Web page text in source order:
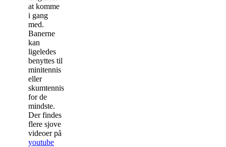
at komme
i gang
med.
Banerne
kan
ligeledes
benyttes til
minitennis
eller
skumtennis
for de
mindste.
Der findes
flere sjove
videoer på
youtube